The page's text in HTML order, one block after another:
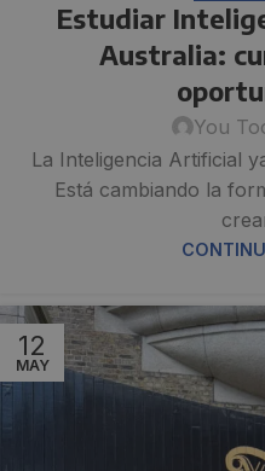
Estudiar
Australia:
You
La Inteligencia Artificial
Está cambiando la
12
MAY